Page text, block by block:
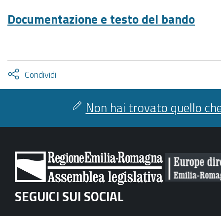
Documentazione e testo del bando
Condividi
facebook
twitter
Attiva
condividi
Non hai trovato quello
SEGUICI SUI SOCIAL